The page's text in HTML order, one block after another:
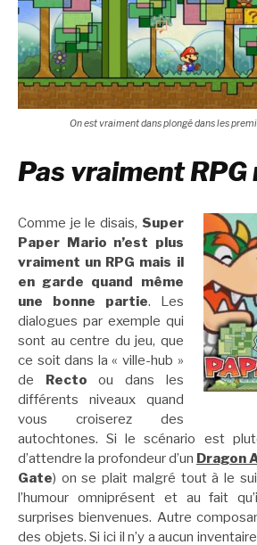
On est vraiment dans plongé dans les
Pas vraiment
Comme je le disais, Super
Paper Mario n’est plus
vraiment un RPG mais il
en garde quand même
une bonne partie. Les
dialogues par exemple qui
sont au centre du jeu, que
ce soit dans la « ville-hub »
de
Rectoou dans les
différents niveaux quand
vous croiserez des
autochtones. Si le scénario est
d’attendre la profondeur d’un Dragon
Gate) on se plait malgré tout à le
l’humour omniprésent et au fait
surprises bienvenues. Autre
des objets. Si ici il n’y a aucun